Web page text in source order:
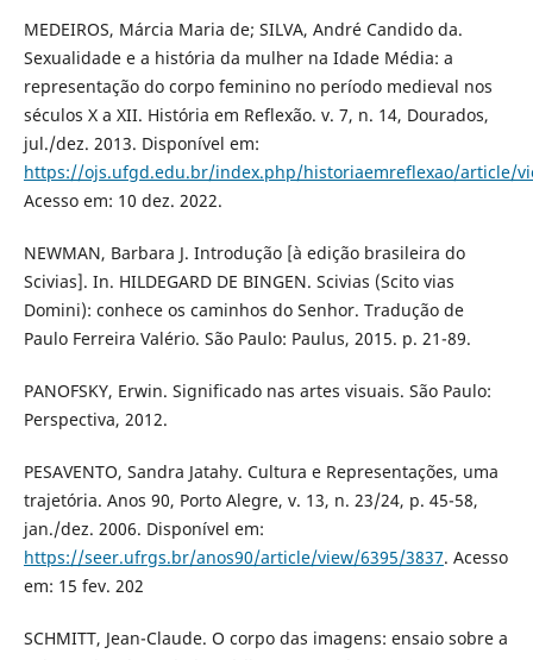
MEDEIROS, Márcia Maria de; SILVA, André Candido da.
Sexualidade e a história da mulher na Idade Média: a
representação do corpo feminino no período medieval nos
séculos X a XII. História em Reflexão. v. 7, n. 14, Dourados,
jul./dez. 2013. Disponível em:
https://ojs.ufgd.edu.br/index.php/historiaemreflexao/article/
Acesso em: 10 dez. 2022.
NEWMAN, Barbara J. Introdução [à edição brasileira do
Scivias]. In. HILDEGARD DE BINGEN. Scivias (Scito vias
Domini): conhece os caminhos do Senhor. Tradução de
Paulo Ferreira Valério. São Paulo: Paulus, 2015. p. 21-89.
PANOFSKY, Erwin. Significado nas artes visuais. São Paulo:
Perspectiva, 2012.
PESAVENTO, Sandra Jatahy. Cultura e Representações, uma
trajetória. Anos 90, Porto Alegre, v. 13, n. 23/24, p. 45-58,
jan./dez. 2006. Disponível em:
https://seer.ufrgs.br/anos90/article/view/6395/3837. Acesso
em: 15 fev. 202
SCHMITT, Jean-Claude. O corpo das imagens: ensaio sobre a